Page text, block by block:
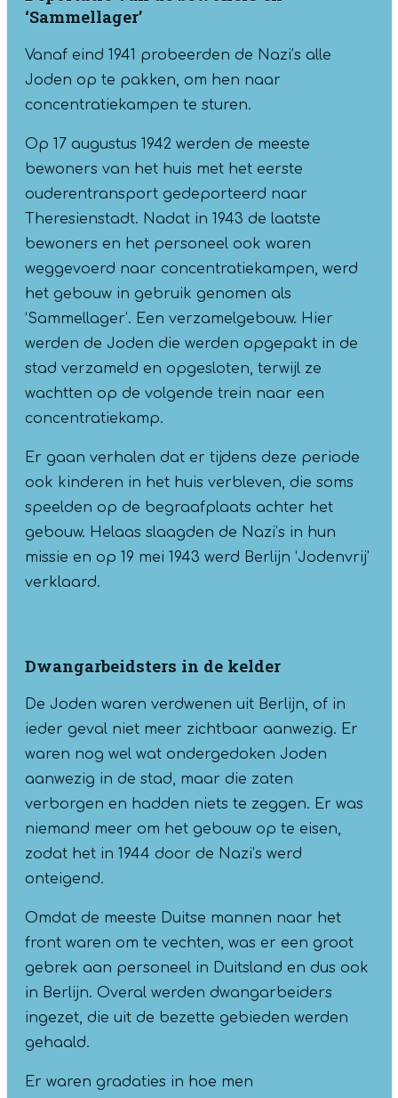
‘Sammellager’
Vanaf eind 1941 probeerden de Nazi’s alle
Joden op te pakken, om hen naar
concentratiekampen te sturen.
Op 17 augustus 1942 werden de meeste
bewoners van het huis met het eerste
ouderentransport gedeporteerd naar
Theresienstadt. Nadat in 1943 de laatste
bewoners en het personeel ook waren
weggevoerd naar concentratiekampen, werd
het gebouw in gebruik genomen als
‘Sammellager’. Een verzamelgebouw. Hier
werden de Joden die werden opgepakt in de
stad verzameld en opgesloten, terwijl ze
wachtten op de volgende trein naar een
concentratiekamp.
Er gaan verhalen dat er tijdens deze periode
ook kinderen in het huis verbleven, die soms
speelden op de begraafplaats achter het
gebouw. Helaas slaagden de Nazi’s in hun
missie en op 19 mei 1943 werd Berlijn ‘Jodenvrij’
verklaard.
Dwangarbeidsters in de kelder
De Joden waren verdwenen uit Berlijn, of in
ieder geval niet meer zichtbaar aanwezig. Er
waren nog wel wat ondergedoken Joden
aanwezig in de stad, maar die zaten
verborgen en hadden niets te zeggen. Er was
niemand meer om het gebouw op te eisen,
zodat het in 1944 door de Nazi’s werd
onteigend.
Omdat de meeste Duitse mannen naar het
front waren om te vechten, was er een groot
gebrek aan personeel in Duitsland en dus ook
in Berlijn. Overal werden dwangarbeiders
ingezet, die uit de bezette gebieden werden
gehaald.
Er waren gradaties in hoe men